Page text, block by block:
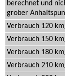
berechnet und
grober
Verbrauch 120
Verbrauch 150
Verbrauch 180
Verbrauch 210